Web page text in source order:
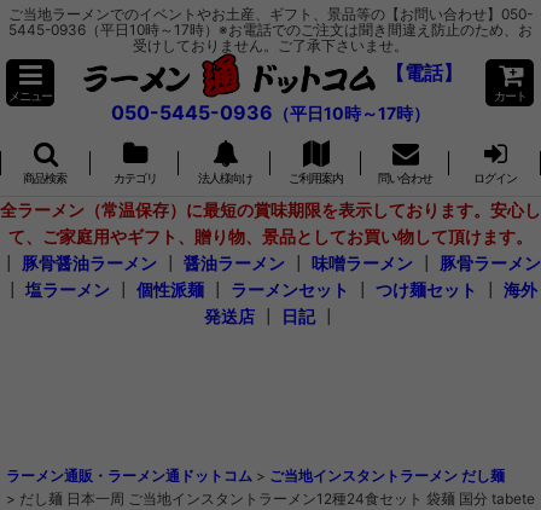
ご当地ラーメンでのイベントやお土産、ギフト、景品等の【お問い合わせ】050-
5445-0936（平日10時～17時）※お電話でのご注文は聞き間違え防止のため、お
受けしておりません。ご了承下さいませ。
メニュー
【電話】
050-5445-0936 （平日10時～17時）
カート
商品検索 カテゴリ 法人様向け ご利用案内 問い合わせ ログイン
全ラーメン（常温保存）に最短の賞味期限を表示しております。安心し
て、ご家庭用やギフト、贈り物、景品としてお買い物して頂けます。
豚骨醤油ラーメン 醤油ラーメン 味噌ラーメン
豚骨ラーメン
塩ラーメン 個性派麺 ラーメンセット つけ麺セット
海外
発送店
日記┃
ラーメン通販・ラーメン通ドットコム > ご当地インスタントラーメン だし麺
> だし麺 日本一周 ご当地インスタントラーメン12種24食セット 袋麺 国分 tabete